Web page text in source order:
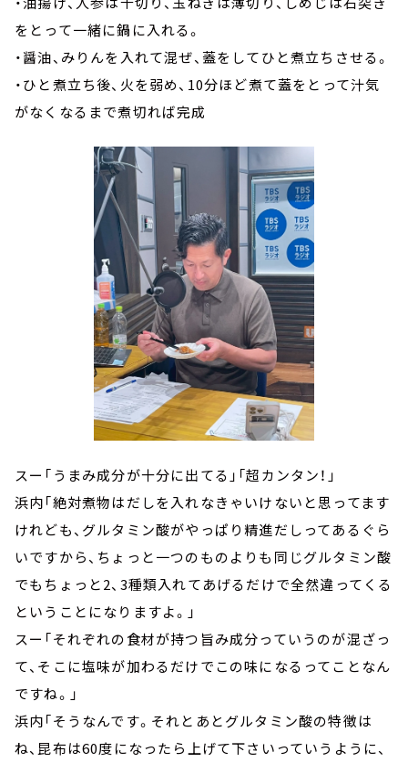
をとって一緒に鍋に入れる。
・醤油、みりんを入れて混ぜ、蓋をしてひと煮立ちさせる。
・ひと煮立ち後、火を弱め、10分ほど煮て蓋をとって汁気
がなくなるまで煮切れば完成
スー「うまみ成分が十分に出てる」「超カンタン！」
浜内「絶対煮物はだしを入れなきゃいけないと思ってます
けれども、グルタミン酸がやっぱり精進だしってあるぐら
いですから、ちょっと一つのものよりも同じグルタミン酸
でもちょっと2、3種類入れてあげるだけで全然違ってくる
ということになりますよ。」
スー「それぞれの食材が持つ旨み成分っていうのが混ざっ
て、そこに塩味が加わるだけでこの味になるってことなん
ですね。」
浜内「そうなんです。それとあとグルタミン酸の特徴は
ね、昆布は60度になったら上げて下さいっていうように、